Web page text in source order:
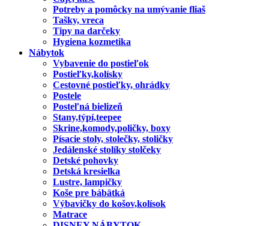
Potreby a pomôcky na umývanie fliaš
Tašky, vreca
Tipy na darčeky
Hygiena kozmetika
Nábytok
Vybavenie do postieľok
Postieľky,kolísky
Cestovné postieľky, ohrádky
Postele
Posteľná bielizeň
Stany,týpí,teepee
Skrine,komody,poličky, boxy
Písacie stoly, stolečky, stoličky
Jedálenské stolíky stolčeky
Detské pohovky
Detská kresielka
Lustre, lampičky
Koše pre bábätká
Výbavičky do košov,kolísok
Matrace